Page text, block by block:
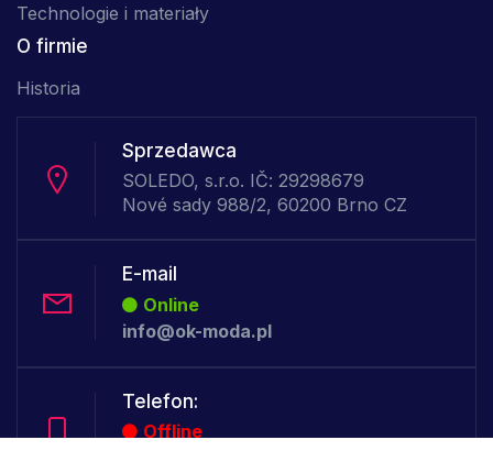
Technologie i materiały
O firmie
Historia
Sprzedawca
SOLEDO, s.r.o. IČ: 29298679
Nové sady 988/2, 60200 Brno CZ
E-mail
Online
info@ok-moda.pl
Telefon:
Offline